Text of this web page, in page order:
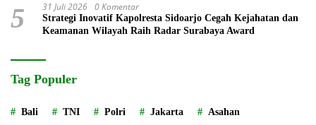
5 31 Juli 2026 0 Komentar
Strategi Inovatif Kapolresta Sidoarjo Cegah Kejahatan dan
Keamanan Wilayah Raih Radar Surabaya Award
Tag Populer
Bali TNI Polri Jakarta Asahan